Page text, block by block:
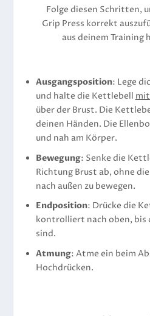
Folge diesen Schritten,
Grip Press korrekt
aus deinem Training
Ausgangsposition: Lege
und halte die Kettlebell
über der Brust. Die
deinen Händen. Die
und nah am Körper.
Bewegung: Senke die
Richtung Brust ab, ohne
nach außen zu bewegen.
Endposition: Drücke die
kontrolliert nach oben, bis
sind.
Atmung: Atme ein beim
Hochdrücken.